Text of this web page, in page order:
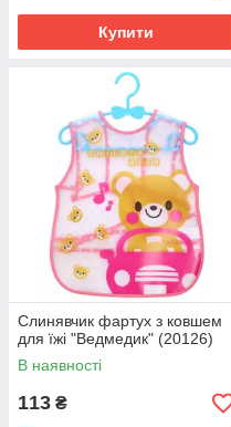
Купити
Слинявчик фартух з ковшем
для їжі "Ведмедик" (20126)
В наявності
113 ₴